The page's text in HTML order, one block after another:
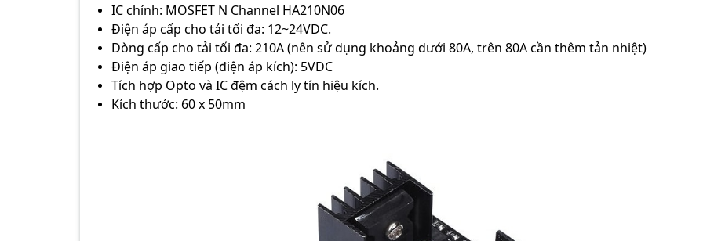
IC chính: MOSFET N Channel HA210N06
Điện áp cấp cho tải tối đa: 12~24VDC.
Dòng cấp cho tải tối đa: 210A (nên sử dụng khoảng dưới 80A, trên 80A cần thêm tản nhiệt)
Điện áp giao tiếp (điện áp kích): 5VDC
Tích hợp Opto và IC đệm cách ly tín hiệu kích.
Kích thước: 60 x 50mm